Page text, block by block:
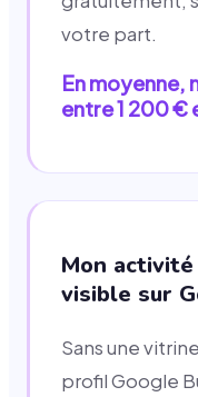
votre part.
En moyenne,
entre 1 200 €
Mon
visible sur
Sans une
profil Google